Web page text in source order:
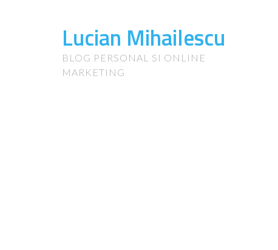
Lucian Mihailescu
BLOG PERSONAL SI ONLINE
MARKETING